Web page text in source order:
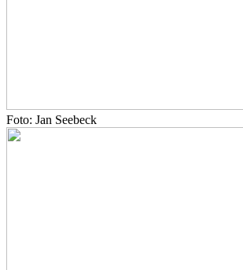
Foto: Jan Seebeck